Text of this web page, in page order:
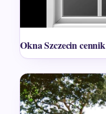
Okna Szczecin cennik